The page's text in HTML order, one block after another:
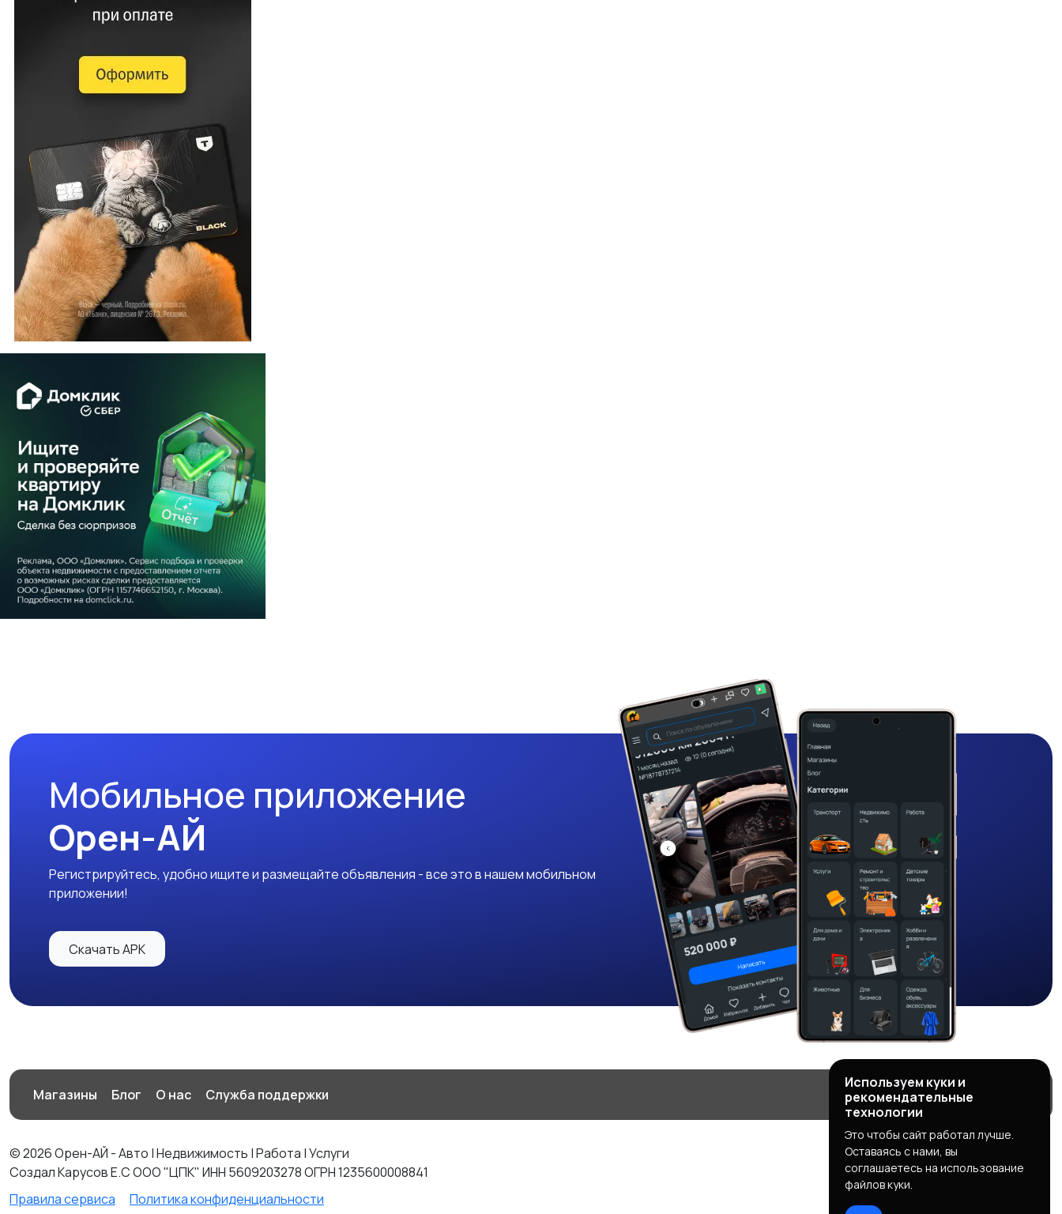
Мобильное приложение
Орен-АЙ
Регистрируйтесь, удобно ищите и размещайте объявления - все это в нашем мобильном
приложении!
Скачать APK
Магазины Блог О нас Служба поддержки
© 2026 Орен-АЙ - Авто | Недвижимость | Работа | Услуги
Создал Карусов Е.С ООО "ЦПК" ИНН 5609203278 ОГРН 1235600008841
Правила сервиса
Политика конфиденциальности
Используем куки и
рекомендательные
технологии
Это чтобы сайт работал лучше.
Оставаясь с нами, вы
соглашаетесь на использование
файлов куки.